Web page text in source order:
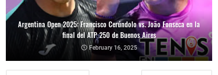
Argentina Open 2025: Francisco Cerúndolo vs. João Fonseca en la
final del ATP 250 de Buenos Aires
February 16, 2025